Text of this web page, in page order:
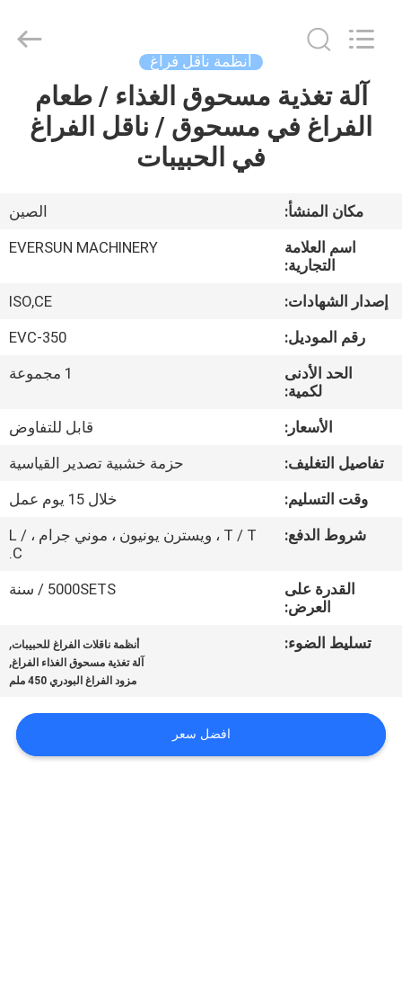
مسكن
عرض
الواقع
الافتراضي
معلومات
في
المعمل
مراقبة
اطلب
اقتباس
Reserved.
أنظمة ناقل فراغ
آلة تغذية مسحوق الغذاء / طعام
الفراغ في مسحوق / ناقل الفراغ
في الحبيبات
مكان المنشأ:
الصين
اسم العلامة
التجارية:
EVERSUN MACHINERY
إصدار الشهادات:
ISO,CE
رقم الموديل:
EVC-350
الحد الأدنى
لكمية:
1 مجموعة
الأسعار:
قابل للتفاوض
تفاصيل التغليف:
حزمة خشبية تصدير القياسية
وقت التسليم:
خلال 15 يوم عمل
شروط الدفع:
T / T ، ويسترن يونيون ، موني جرام ، L /
C.
القدرة على
العرض:
5000SETS / سنة
تسليط الضوء: أنظمة ناقلات الفراغ للحبيبات,
آلة تغذية مسحوق الغذاء الفراغ,
مزود الفراغ البودري 450 ملم
افضل سعر